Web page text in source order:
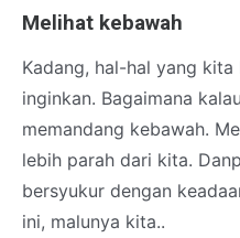
Melihat kebawah
Kadang, hal-hal yang
inginkan. Bagaimana
memandang kebawah.
lebih parah dari kita.
bersyukur dengan
ini, malunya kita..